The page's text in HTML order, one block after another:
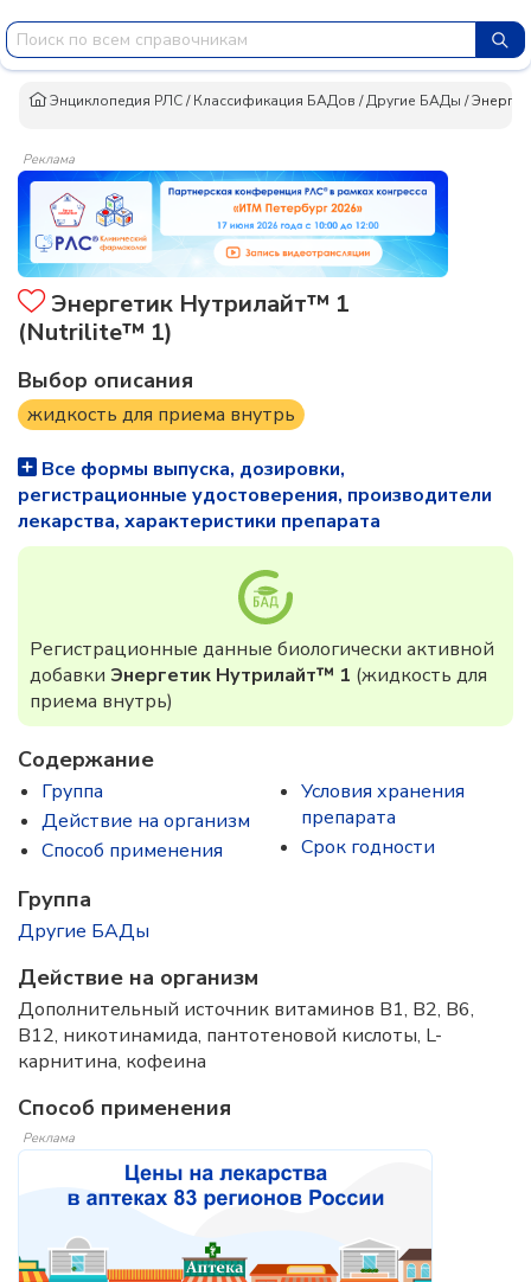
Энциклопедия РЛС/Классификация БАДов /Другие БАДы /
Реклама
Энергетик Нутрилайт™ 1
(Nutrilite™ 1)
Выбор описания
жидкость для приема внутрь
Все формы выпуска, дозировки,
регистрационные удостоверения, производители
лекарства, характеристики препарата
Регистрационные данные биологически активной
добавки Энергетик Нутрилайт™ 1 (жидкость для
приема внутрь)
Содержание
Группа
Действие на организм
Способ применения
Условия хранения
препарата
Срок годности
Группа
Другие БАДы
Действие на организм
Дополнительный источник витаминов В1, В2, В6,
В12, никотинамида, пантотеновой кислоты, L-
карнитина, кофеина
Способ применения
Реклама